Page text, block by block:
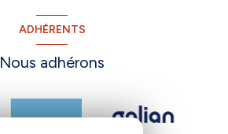
ADHÉRENTS
Nous adhérons